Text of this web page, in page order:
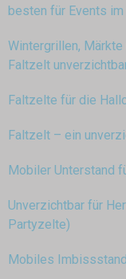
besten für Events
Wintergrillen,
Faltzelt
Faltzelte für die
Faltzelt – ein
Mobiler Unterstand
Unverzichtbar für
Partyzelte)
Mobiles Imbissstand